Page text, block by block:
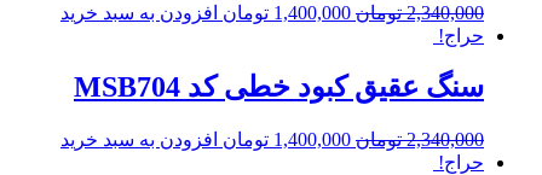
2,340,000 تومان 1,400,000 تومان افزودن به سبد خرید
حراج!
سنگ عقیق کبود خطی کد MSB704
2,340,000 تومان 1,400,000 تومان افزودن به سبد خرید
حراج!